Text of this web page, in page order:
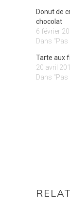
Donut de
chocolat
6 février
Dans "Pas
Tarte aux
20 avril
Dans "Pas